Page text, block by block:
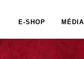
E-SHOP MÉDIA